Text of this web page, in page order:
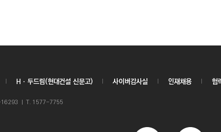
Hㆍ두드림(현대건설 신문고) 사이버감사실 인재채용 협
16293 ㅣ T. 1577-7755